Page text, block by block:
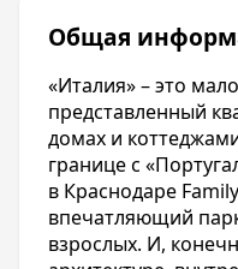
Общая
«Италия» – это
представленный
домах и
границе с
в Краснодаре
впечатляющий
взрослых. И,